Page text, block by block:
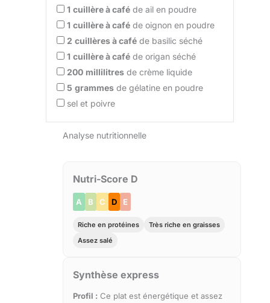
1 cuillère à café de ail en poudre
1 cuillère à café de oignon en poudre
2 cuillères à café de basilic séché
1 cuillère à café de origan séché
200 millilitres de crème liquide
5 grammes de gélatine en poudre
sel et poivre
Analyse nutritionnelle
Nutri-Score D
A B C D E
Riche en protéines
Très riche en graisses
Assez salé
Synthèse express
Profil : Ce plat est énergétique et assez